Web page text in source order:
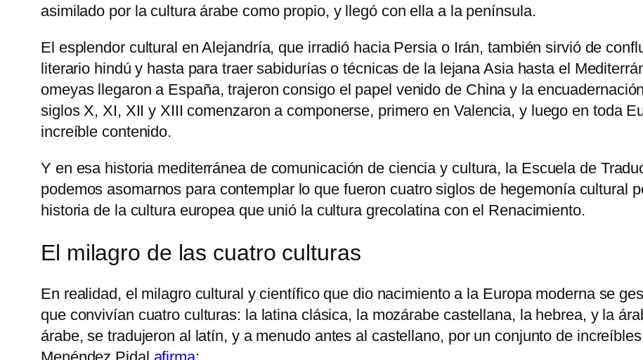
asimilado por la cultura árabe como propio, y llegó con ella a la península.
El esplendor cultural en Alejandría, que irradió hacia Persia o Irán, también sirvió de
literario hindú y hasta para traer sabidurías o técnicas de la lejana Asia hasta el
omeyas llegaron a España, trajeron consigo el papel venido de China y la
siglos X, XI, XII y XIII comenzaron a componerse, primero en Valencia, y luego en toda
increíble contenido.
Y en esa historia mediterránea de comunicación de ciencia y cultura, la Escuela de
podemos asomarnos para contemplar lo que fueron cuatro siglos de hegemonía cultural
historia de la cultura europea que unió la cultura grecolatina con el Renacimiento.
El milagro de las cuatro culturas
En realidad, el milagro cultural y científico que dio nacimiento a la Europa moderna se
que convivían cuatro culturas: la latina clásica, la mozárabe castellana, la hebrea, y la
árabe, se tradujeron al latín, y a menudo antes al castellano, por un conjunto de